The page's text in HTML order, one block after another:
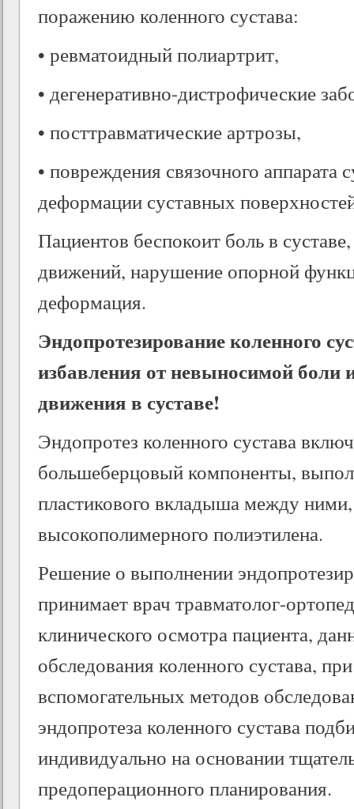
поражению коленного сустава:
• ревматоидный полиартрит,
• дегенеративно-дистрофические
• посттравматические артрозы,
• повреждения связочного аппарата
деформации суставных
Пациентов беспокоит боль в
движений, нарушение опорной
деформация.
Эндопротезирование коленного
избавления от невыносимой боли
движения в суставе!
Эндопротез коленного сустава
большеберцовый компоненты,
пластикового вкладыша между
высокополимерного полиэтилена.
Решение о выполнении
принимает врач травматолог-
клинического осмотра пациента,
обследования коленного сустава,
вспомогательных методов
эндопротеза коленного сустава
индивидуально на основании
предоперационного планирования.